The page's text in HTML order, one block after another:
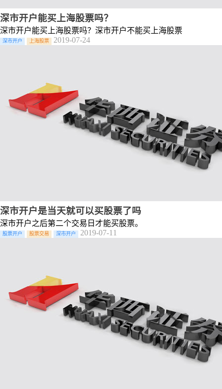
深市开户能买上海股票吗？
深市开户能买上海股票吗？深市开户不能买上海股票
深市开户 上海股票 2019-07-24
深市开户是当天就可以买股票了吗
深市开户之后第二个交易日才能买股票。
股票开户 股票交易 深市开户 2019-07-11